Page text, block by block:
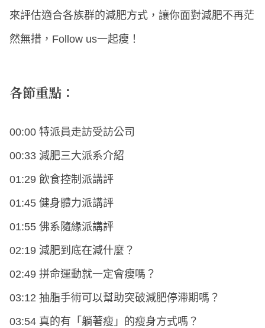
來評估適合各族群的減肥方式，讓你面對減肥不再茫
然無措，Follow us一起瘦！
各節重點：
00:00 特派員走訪受訪公司
00:33 減肥三大派系介紹
01:29 飲食控制派講評
01:45 健身體力派講評
01:55 佛系隨緣派講評
02:19 減肥到底在減什麼？
02:49 拼命運動就一定會瘦嗎？
03:12 抽脂手術可以幫助突破減肥停滯期嗎？
03:54 真的有「躺著瘦」的瘦身方式嗎？